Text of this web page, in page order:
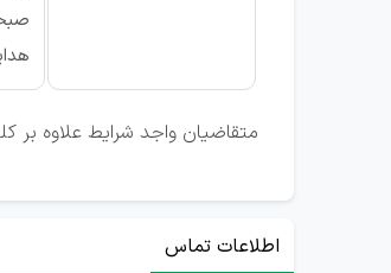
متقاضیان واجد شرایط علاوه بر
اطلاعات تماس